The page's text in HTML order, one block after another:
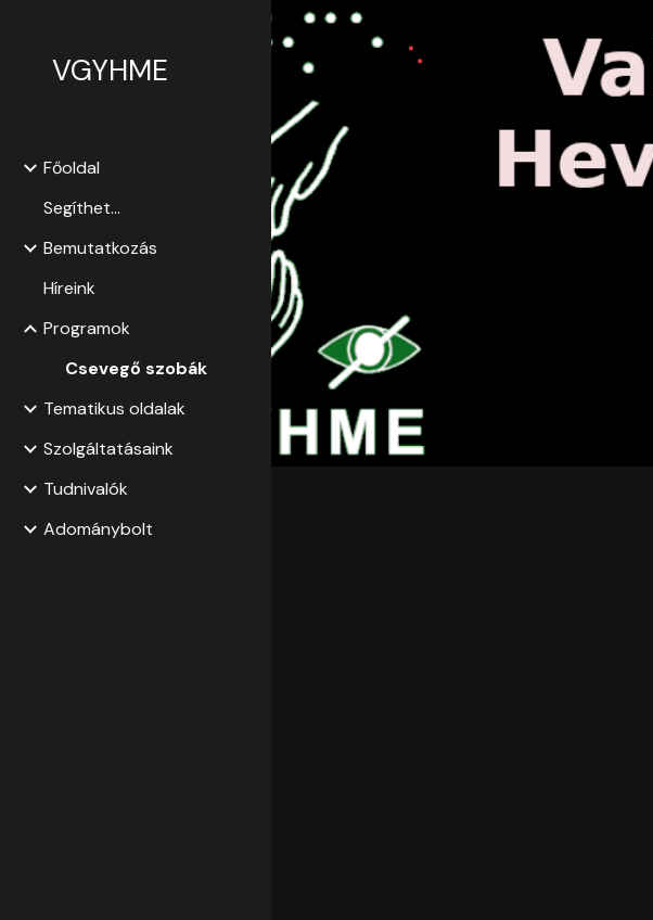
Skip to main content
VGYHME
Főoldal
Segíthet...
Bemutatkozás
Híreink
Programok
Csevegő szobák
Tematikus oldalak
Szolgáltatásaink
Tudnivalók
Adománybolt